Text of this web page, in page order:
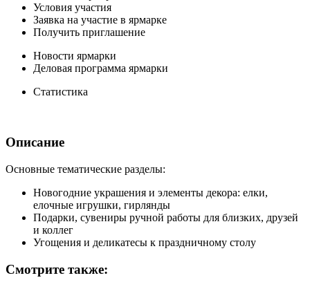
Условия участия
Заявка на участие в ярмарке
Получить приглашение
Новости ярмарки
Деловая программа ярмарки
Статистика
Описание
Основные тематические разделы:
Новогодние украшения и элементы декора: елки,
елочные игрушки, гирлянды
Подарки, сувениры ручной работы для близких, друзей
и коллег
Угощения и деликатесы к праздничному столу
Смотрите также: